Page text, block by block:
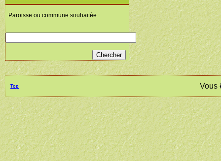
Paroisse ou commune souhaitée :
Top Vous